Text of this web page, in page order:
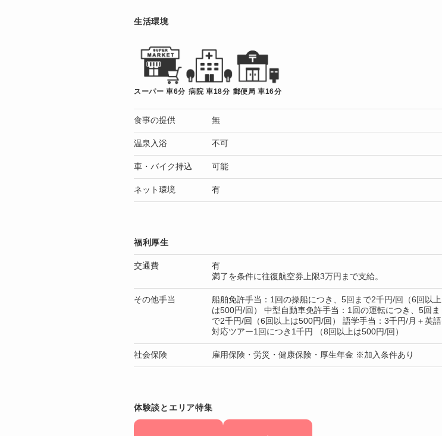
生活環境
スーパー 車6分 病院 車18分 郵便局 車16分
食事の提供 無
温泉入浴 不可
車・バイク持込 可能
ネット環境 有
福利厚生
交通費
有
満了を条件に往復航空券上限3万円まで支給。
その他手当
船舶免許手当：1回の操船につき、5回まで2千円/回（6回以上
は500円/回） 中型自動車免許手当：1回の運転につき、5回ま
で2千円/回（6回以上は500円/回） 語学手当：3千円/月＋英語
対応ツアー1回につき1千円 （8回以上は500円/回）
社会保険 雇用保険・労災・健康保険・厚生年金 ※加入条件あり
体験談とエリア特集